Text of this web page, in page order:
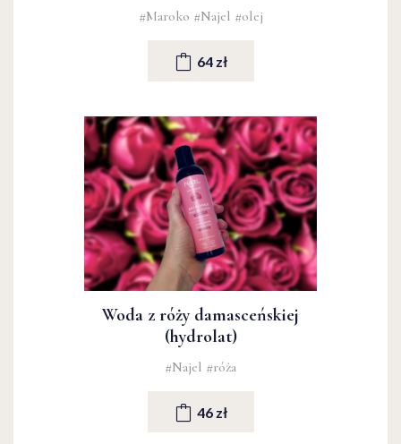
#Maroko #Najel #olej
64 zł
Woda z róży damasceńskiej
(hydrolat)
#Najel #róża
46 zł